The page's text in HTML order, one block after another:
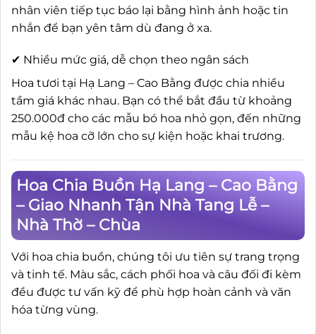
nhân viên tiếp tục báo lại bằng hình ảnh hoặc tin
nhắn để bạn yên tâm dù đang ở xa.
✔ Nhiều mức giá, dễ chọn theo ngân sách
Hoa tươi tại Hạ Lang – Cao Bằng được chia nhiều
tầm giá khác nhau. Bạn có thể bắt đầu từ khoảng
250.000đ cho các mẫu bó hoa nhỏ gọn, đến những
mẫu kệ hoa cỡ lớn cho sự kiện hoặc khai trương.
Hoa Chia Buồn Hạ Lang – Cao Bằng
– Giao Nhanh Tận Nhà Tang Lễ –
Nhà Thờ – Chùa
Với hoa chia buồn, chúng tôi ưu tiên sự trang trọng
và tinh tế. Màu sắc, cách phối hoa và câu đối đi kèm
đều được tư vấn kỹ để phù hợp hoàn cảnh và văn
hóa từng vùng.